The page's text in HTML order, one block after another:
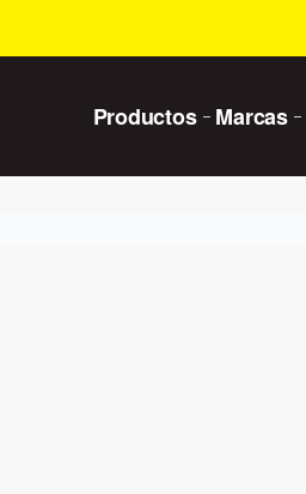
Productos Marcas